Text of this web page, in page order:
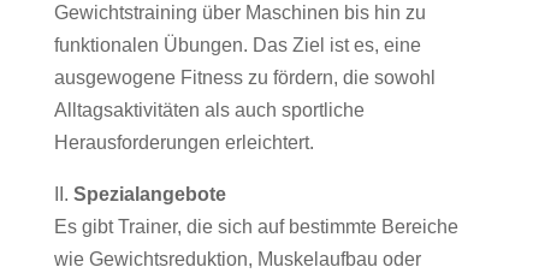
Gewichtstraining über Maschinen bis hin zu
funktionalen Übungen. Das Ziel ist es, eine
ausgewogene Fitness zu fördern, die sowohl
Alltagsaktivitäten als auch sportliche
Herausforderungen erleichtert.
II. Spezialangebote
Es gibt Trainer, die sich auf bestimmte Bereiche
wie Gewichtsreduktion, Muskelaufbau oder